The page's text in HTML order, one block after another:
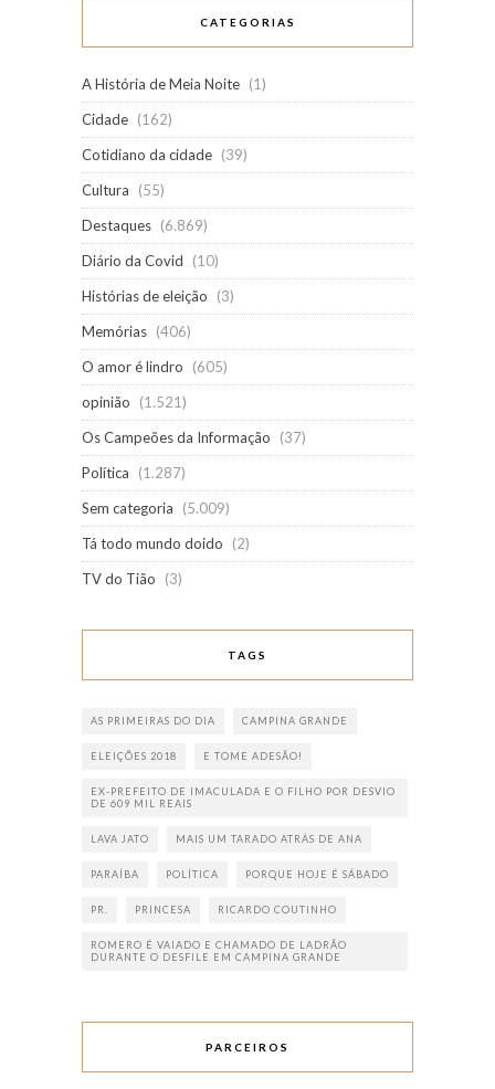
CATEGORIAS
A História de Meia Noite (1)
Cidade (162)
Cotidiano da cidade (39)
Cultura
(55)
Destaques (6.869)
Diário da Covid
(10)
Histórias de eleição
(3)
Memórias (406)
O amor é lindro
(605)
opinião
(1.521)
Os Campeões da Informação
(37)
Política
(1.287)
Sem categoria
(5.009)
Tá todo mundo doido
(2)
TV do Tião
(3)
TAGS
AS PRIMEIRAS DO DIA CAMPINA GRANDE
ELEIÇÕES 2018 E TOME ADESÃO!
EX-PREFEITO DE IMACULADA E O FILHO POR DESVIO
DE 609 MIL REAIS
LAVA JATO MAIS UM TARADO ATRÁS DE ANA
PARAÍBA POLÍTICA PORQUE HOJE É SÁBADO
PR. PRINCESA RICARDO COUTINHO
ROMERO É VAIADO E CHAMADO DE LADRÃO
DURANTE O DESFILE EM CAMPINA GRANDE
PARCEIROS